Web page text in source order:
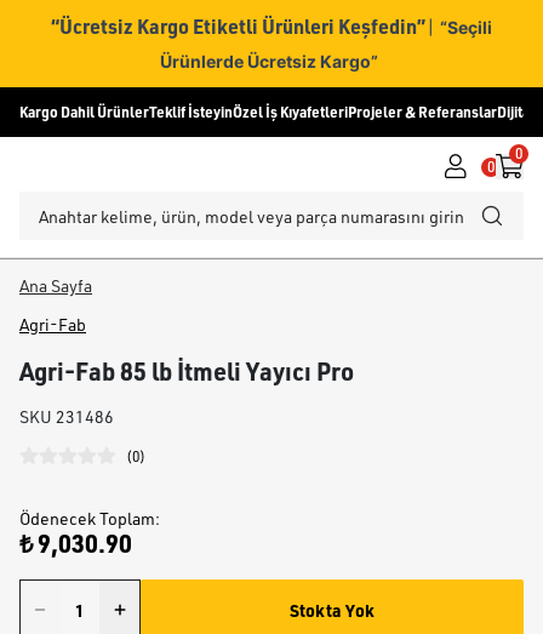
“Ücretsiz Kargo Etiketli Ürünleri Keşfedin” | “Seçili
Ürünlerde Ücretsiz Kargo”
Kargo Dahil ÜrünlerTeklif İsteyinÖzel İş KıyafetleriProjeler & ReferanslarDijital
0
0
Ana Sayfa
Agri-Fab
Agri-Fab 85 lb İtmeli Yayıcı Pro
SKU 231486
(0)
Ödenecek Toplam:
₺ 9,030.90
Stokta Yok